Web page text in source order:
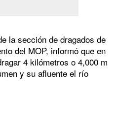
la sección de dragados de
del MOP, informó que en
4 kilómetros o 4,000 m
y su afluente el río